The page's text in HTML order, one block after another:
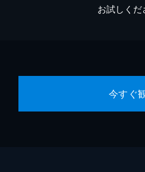
お試しくだ
今すぐ